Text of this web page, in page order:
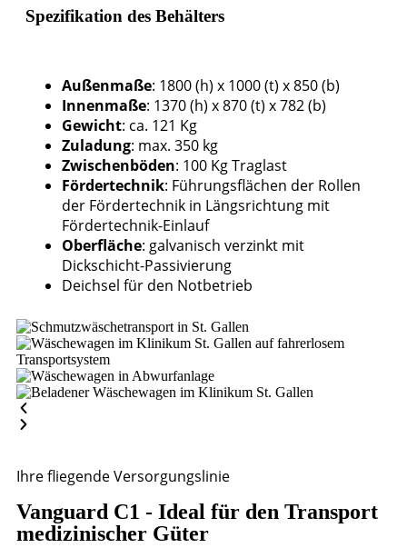
Spezifikation des Behälters
Außenmaße: 1800 (h) x 1000 (t) x 850 (b)
Innenmaße: 1370 (h) x 870 (t) x 782 (b)
Gewicht: ca. 121 Kg
Zuladung: max. 350 kg
Zwischenböden: 100 Kg Traglast
Fördertechnik: Führungsflächen der Rollen
der Fördertechnik in Längsrichtung mit
Fördertechnik-Einlauf
Oberfläche: galvanisch verzinkt mit
Dickschicht-Passivierung
Deichsel für den Notbetrieb
Ihre fliegende Versorgungslinie
Vanguard C1 - Ideal für den Transport
medizinischer Güter